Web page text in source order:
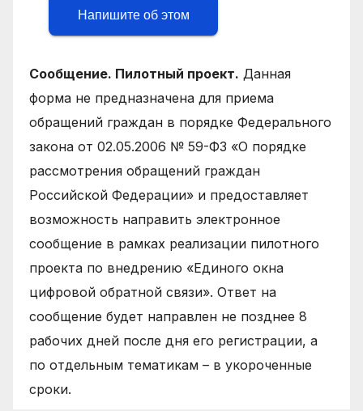
Напишите об этом
Сообщение. Пилотный проект. Данная
форма не предназначена для приема
обращений граждан в порядке Федерального
закона от 02.05.2006 № 59-ФЗ «О порядке
рассмотрения обращений граждан
Российской Федерации» и предоставляет
возможность направить электронное
сообщение в рамках реализации пилотного
проекта по внедрению «Единого окна
цифровой обратной связи». Ответ на
сообщение будет направлен не позднее 8
рабочих дней после дня его регистрации, а
по отдельным тематикам – в укороченные
сроки.